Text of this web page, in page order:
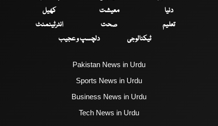
دنیا
معیشت
کھیل
تعلیم
صحت
انٹرٹینمنٹ
ٹیکنالوجی
دلچسپ و عجیب
Pakistan News in Urdu
Sports News in Urdu
Business News in Urdu
Tech News in Urdu